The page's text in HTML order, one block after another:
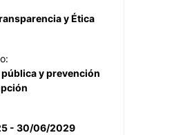
y Ética
y prevención
- 30/06/2029